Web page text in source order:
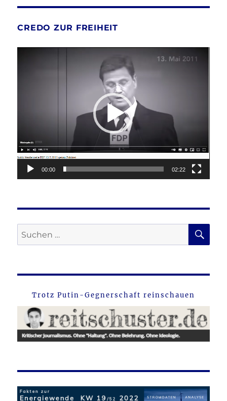
CREDO ZUR FREIHEIT
00:00 02:22
Suche
nach:
Trotz Putin-Gegnerschaft reinschauen